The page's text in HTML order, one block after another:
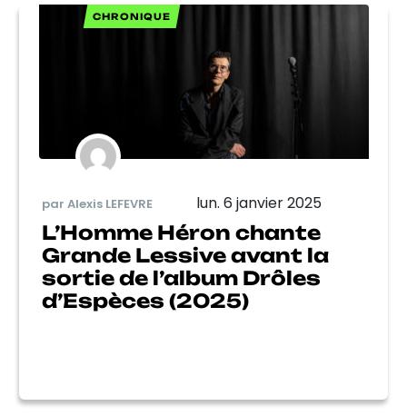
CHRONIQUE
par Alexis LEFEVRE lun. 6 janvier 2025
L’Homme Héron chante
Grande Lessive avant la
sortie de l’album Drôles
d’Espèces (2025)